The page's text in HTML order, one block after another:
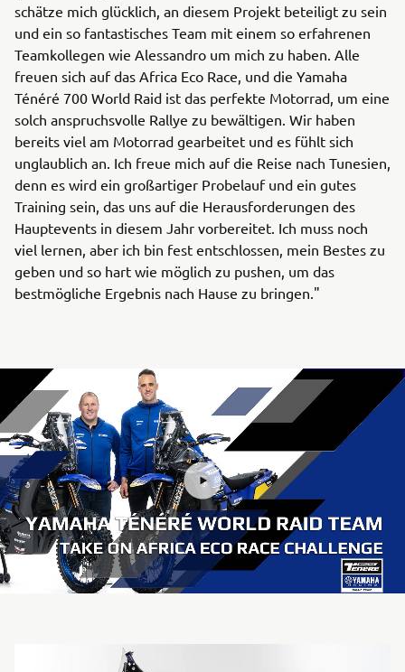
schätze mich glücklich, an diesem Projekt beteiligt zu sein
und ein so fantastisches Team mit einem so erfahrenen
Teamkollegen wie Alessandro um mich zu haben. Alle
freuen sich auf das Africa Eco Race, und die Yamaha
Ténéré 700 World Raid ist das perfekte Motorrad, um eine
solch anspruchsvolle Rallye zu bewältigen. Wir haben
bereits viel am Motorrad gearbeitet und es fühlt sich
unglaublich an. Ich freue mich auf die Reise nach Tunesien,
denn es wird ein großartiger Probelauf und ein gutes
Training sein, das uns auf die Herausforderungen des
Hauptevents in diesem Jahr vorbereitet. Ich muss noch
viel lernen, aber ich bin fest entschlossen, mein Bestes zu
geben und so hart wie möglich zu pushen, um das
bestmögliche Ergebnis nach Hause zu bringen."